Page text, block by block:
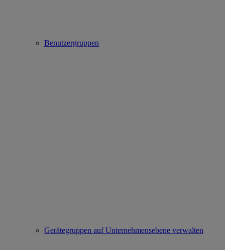
Benutzergruppen
Gerätegruppen auf Unternehmensebene verwalten